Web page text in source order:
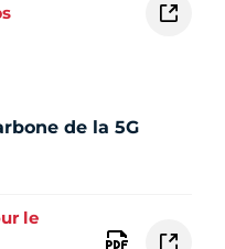
de la 5G
le